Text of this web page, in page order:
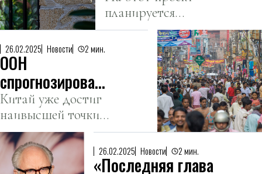
голосового
ввода, из-за
«расист»
временно
отображалось
как «Трамп» на
экранах
iPhone.
камер
видеонаблюдения
планируется
выделить 582
миллиона тенге на
три года.
26.02.2025 Новости 2 мин.
ООН
спрогнозировала
рекордные пики
численности
населения
Китай уже достиг
наивысшей точки
по количеству
граждан пять лет
назад.
26.02.2025 Новости 2 мин.
«Последняя глава